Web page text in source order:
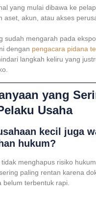
yang mulai dibawa ke
aset, akun, atau akses
sudah mengarah pada
dengan pengacara pidana
langkah keliru yang
yang
Usaha
kecil juga
hukum?
menghapus risiko
paling rentan karena
belum terbentuk rapi.